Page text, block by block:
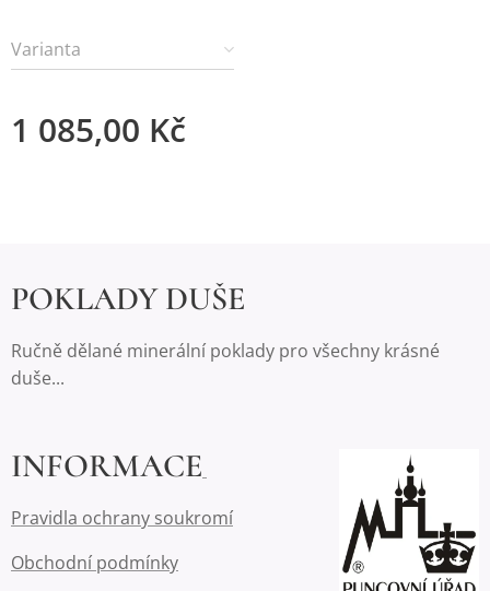
Varianta
1 085,00 Kč
POKLADY DUŠE
Ručně dělané minerální poklady pro všechny krásné
duše...
INFORMACE
Pravidla ochrany soukromí
Obchodní podmínky